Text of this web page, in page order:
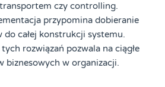
czy controlling.
przypomina dobieranie
całej konstrukcji systemu.
rozwiązań pozwala na ciągłe
biznesowych w organizacji.